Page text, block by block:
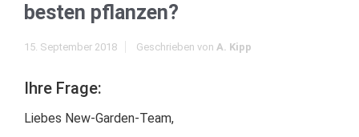
besten pflanzen?
15. September 2018 Geschrieben von A. Kipp
Ihre Frage:
Liebes New-Garden-Team,